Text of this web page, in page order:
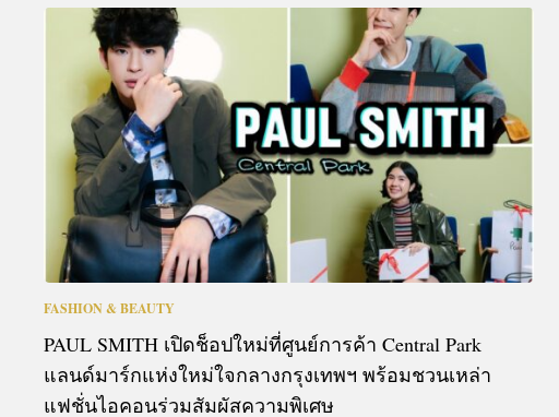
FASHION & BEAUTY
PAUL SMITH เปิดช็อปใหม่ที่ศูนย์การค้า Central Park
แลนด์มาร์กแห่งใหม่ใจกลางกรุงเทพฯ พร้อมชวนเหล่า
แฟชั่นไอคอนร่วมสัมผัสความพิเศษ